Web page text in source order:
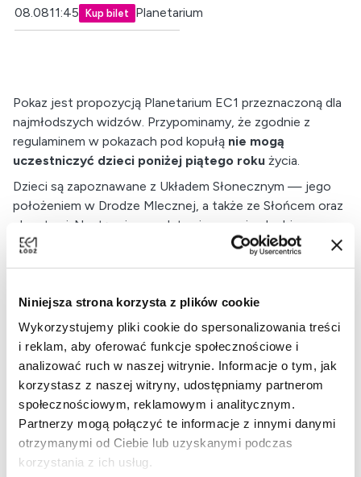
Niniejsza strona korzysta z plików cookie
Wykorzystujemy pliki cookie do spersonalizowania treści
i reklam, aby oferować funkcje społecznościowe i
analizować ruch w naszej witrynie. Informacje o tym, jak
korzystasz z naszej witryny, udostępniamy partnerom
społecznościowym, reklamowym i analitycznym.
Partnerzy mogą połączyć te informacje z innymi danymi
otrzymanymi od Ciebie lub uzyskanymi podczas
korzystania z ich usług.
Pokaz jest propozycją Planetarium EC1 przeznaczoną dla
najmłodszych widzów. Przypominamy, że zgodnie z
regulaminem w pokazach pod kopułą nie mogą
uczestniczyć dzieci poniżej piątego roku życia.
Dzieci są zapoznawane z Układem Słonecznym — jego
położeniem w Drodze Mlecznej, a także ze Słońcem oraz
planetami. Następnie przedstawiamy gwiazdozbiory
Wielkiej i Małej Niedźwiedzicy oraz inne widoczne na
do zaobserwowania w danej porze roku (dlatego pokaz
jest nieco inny latem a inny zimą). Kładziemy nacisk na
interakcje z dziećmi; prezenterzy nie tylko odpowiadają na
pytania, ale wsłuchują się w ich opinie i inicjują dyskusje.
Pokaz jest dostępny wyłącznie w języku polskim.
Dla kogo: dzieciod 5. do 9. rokużycia.
Pokaz jest dostosowywany do możliwości poznawczych
najmłodszych gości i w zależności od liczby pytań i
08.0811:45 Kup bilet Planetarium